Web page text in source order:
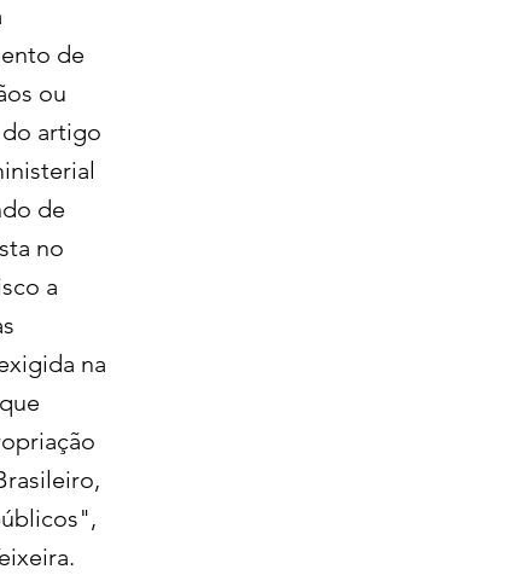
de
ou
artigo
de
no
a
na